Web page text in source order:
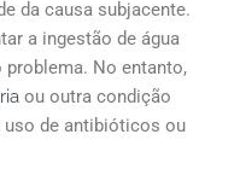
da causa subjacente.
a ingestão de água
problema. No entanto,
ou outra condição
uso de antibióticos ou